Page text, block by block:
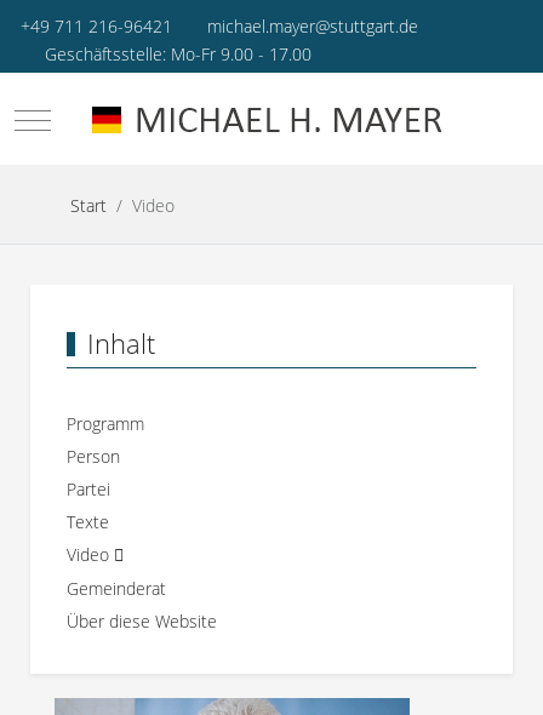
+49 711 216-96421
michael.mayer@stuttgart.de
Geschäftsstelle: Mo-Fr 9.00 - 17.00
Mobile Menu Toggle
Start Video
Inhalt
Programm
Person
Partei
Texte
Video
Gemeinderat
Über diese Website